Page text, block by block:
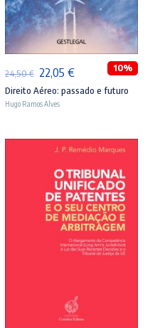
ADICIONAR
24,50€ O
preço
original
24,50 €.
22,05 €O
preço
22,05 €.
10%
Direito Aéreo: passado e futuro
Hugo Ramos Alves
ADICIONAR